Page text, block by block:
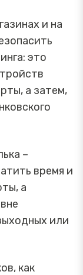
и на
это
а затем,
–
время и
а
или
как